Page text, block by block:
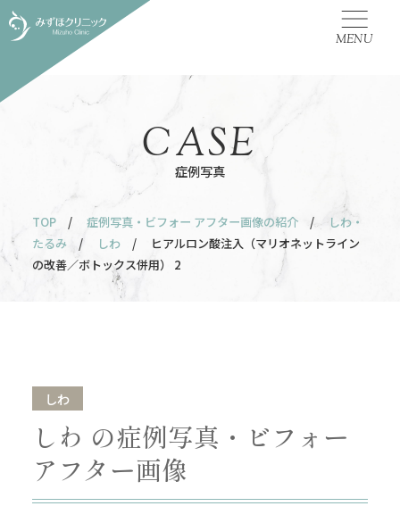
MENU
症例写真
CASE
TOP / 症例写真・ビフォー アフター画像の紹介 /
しわ・
たるみ
/ しわ
/ ヒアルロン酸注入（マリオネットライン
の改善／ボトックス併用） 2
しわ
しわ の症例写真・ビフォー
アフター画像